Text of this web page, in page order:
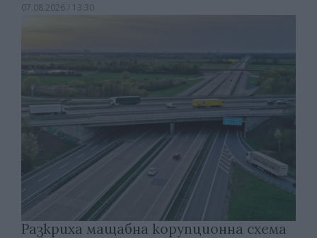
07.08.2026 / 13:30
Разкриха мащабна корупционна схема